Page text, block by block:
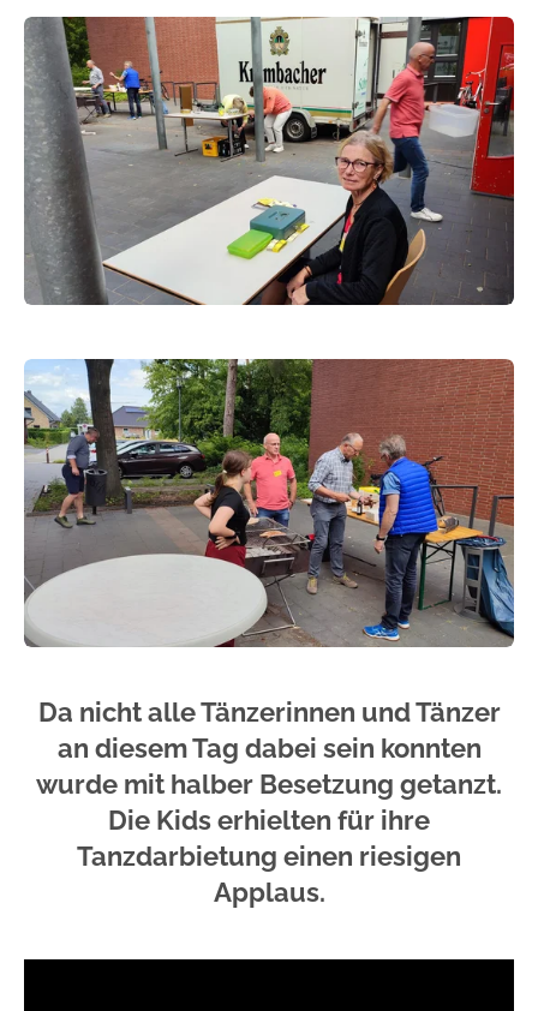
Da nicht alle Tänzerinnen und Tänzer
an diesem Tag dabei sein konnten
wurde mit halber Besetzung getanzt.
Die Kids erhielten für ihre
Tanzdarbietung einen riesigen
Applaus.